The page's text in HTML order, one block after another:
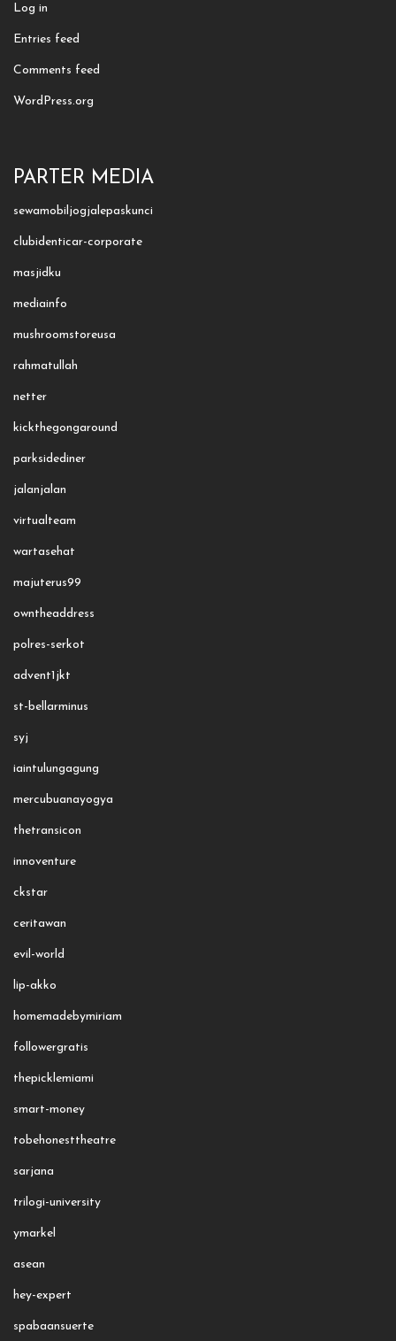
Log in
Entries feed
Comments feed
WordPress.org
PARTER MEDIA
sewamobiljogjalepaskunci
clubidenticar-corporate
masjidku
mediainfo
mushroomstoreusa
rahmatullah
netter
kickthegongaround
parksidediner
jalanjalan
virtualteam
wartasehat
majuterus99
owntheaddress
polres-serkot
advent1jkt
st-bellarminus
syj
iaintulungagung
mercubuanayogya
thetransicon
innoventure
ckstar
ceritawan
evil-world
lip-akko
homemadebymiriam
followergratis
thepicklemiami
smart-money
tobehonesttheatre
sarjana
trilogi-university
ymarkel
asean
hey-expert
spabaansuerte